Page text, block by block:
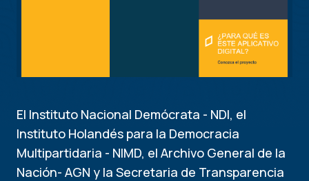
El Instituto Nacional Demócrata - NDI, el
Instituto Holandés para la Democracia
Multipartidaria - NIMD, el Archivo General de la
Nación- AGN y la Secretaria de Transparencia